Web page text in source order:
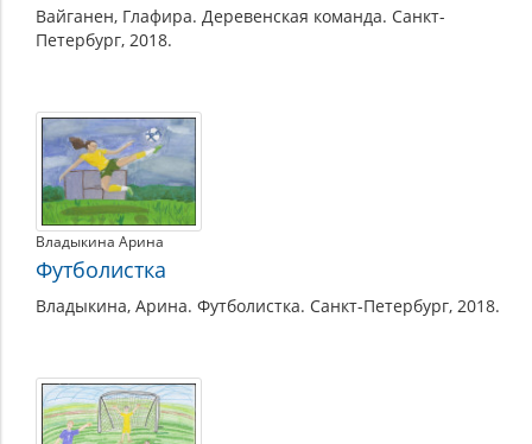
Вайганен, Глафира. Деревенская команда. Санкт-
Петербург, 2018.
Владыкина Арина
Футболистка
Владыкина, Арина. Футболистка. Санкт-Петербург, 2018.